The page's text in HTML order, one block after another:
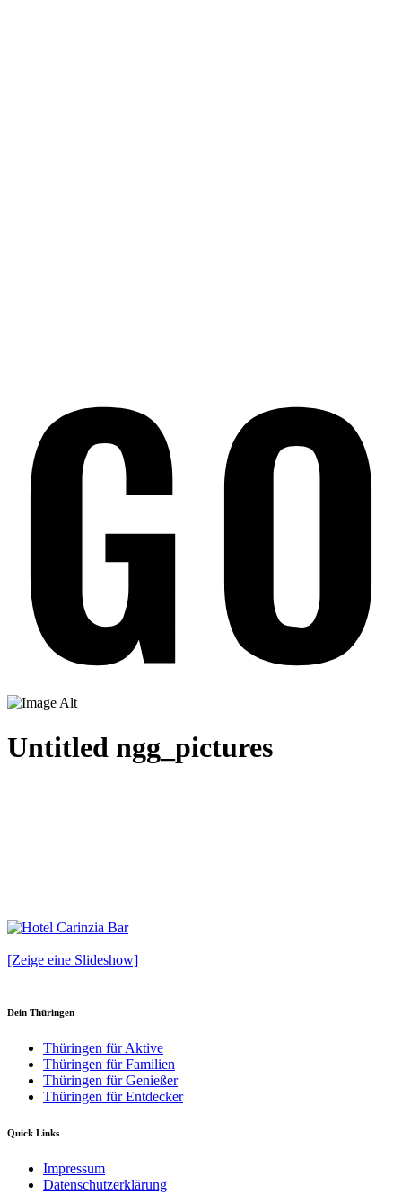
Untitled ngg_pictures
[Zeige eine Slideshow]
Dein Thüringen
Thüringen für Aktive
Thüringen für Familien
Thüringen für Genießer
Thüringen für Entdecker
Quick Links
Impressum
Datenschutzerklärung